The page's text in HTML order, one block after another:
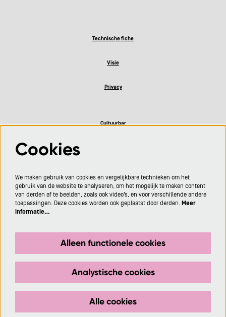
Technische fiche
Visie
Privacy
Cultuurbar
Aanmelden
Cookies
We maken gebruik van cookies en vergelijkbare technieken om het
gebruik van de website te analyseren, om het mogelijk te maken content
van derden af te beelden, zoals ook video’s, en voor verschillende andere
toepassingen. Deze cookies worden ook geplaatst door derden. Meer
informatie…
Alleen functionele cookies
Analystische cookies
Alle cookies